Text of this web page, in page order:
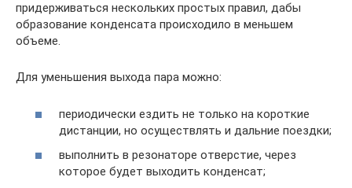
придерживаться нескольких простых правил, дабы
образование конденсата происходило в меньшем
объеме.
Для уменьшения выхода пара можно:
периодически ездить не только на короткие
дистанции, но осуществлять и дальние поездки;
выполнить в резонаторе отверстие, через
которое будет выходить конденсат;